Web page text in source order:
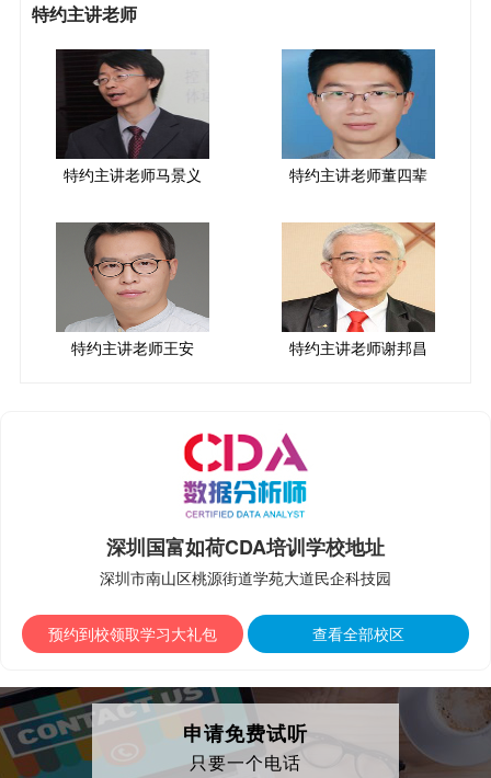
特约主讲老师
特约主讲老师马景义 特约主讲老师董四辈
特约主讲老师王安 特约主讲老师谢邦昌
深圳国富如荷CDA培训学校地址
深圳市南山区桃源街道学苑大道民企科技园
预约到校领取学习大礼包 查看全部校区
申请免费试听
只要一个电话